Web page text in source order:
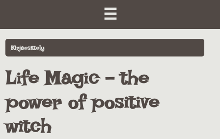
☰
Kirjaesittely
Life Magic - the
power of positive
witch